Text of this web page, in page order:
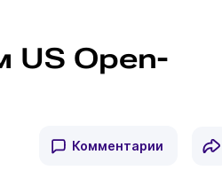
US Open-
Комментарии